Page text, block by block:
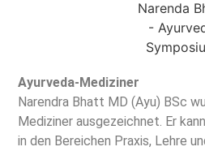
Ayurveda-Mediziner
Narendra Bhatt MD (Ayu) BSc
Mediziner ausgezeichnet. Er
in den Bereichen Praxis, Lehre